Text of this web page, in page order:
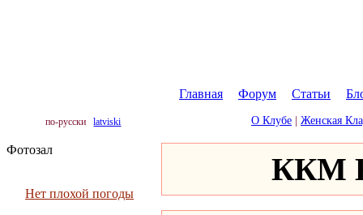
Главная Форум Статьи
по-русски latviski О Клубе Женская
Фотозал
Нет плохой погоды
ККМ